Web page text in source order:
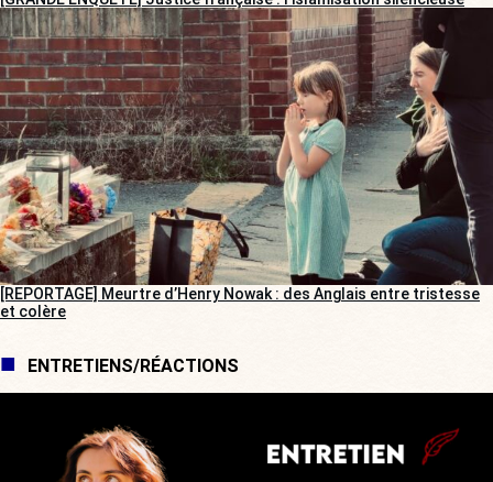
[REPORTAGE] Meurtre d’Henry Nowak : des Anglais entre tristesse
et colère
ENTRETIENS/RÉACTIONS